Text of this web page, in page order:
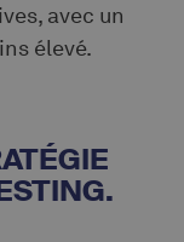
avec un
élevé.